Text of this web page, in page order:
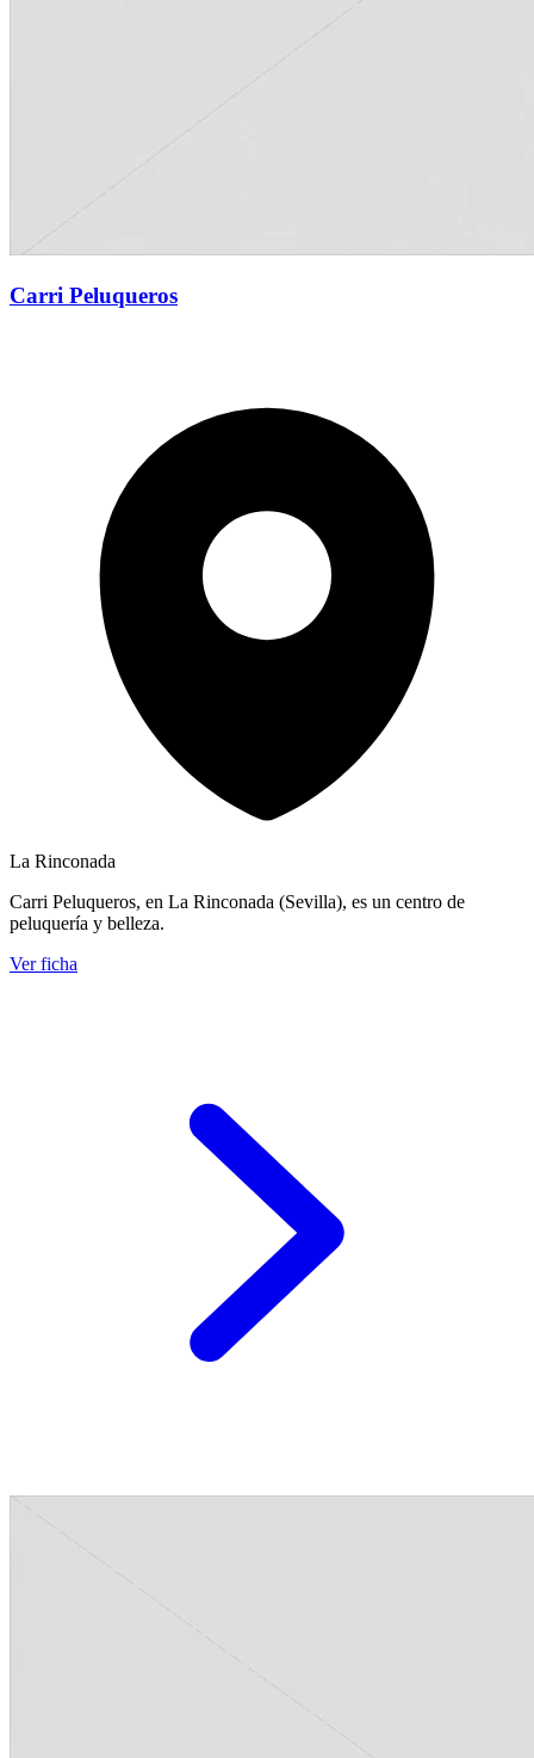
Carri Peluqueros
La Rinconada
Carri Peluqueros, en La Rinconada (Sevilla), es un centro de
peluquería y belleza.
Ver ficha